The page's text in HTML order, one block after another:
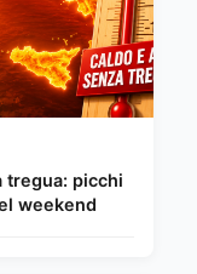
tregua: picchi
weekend